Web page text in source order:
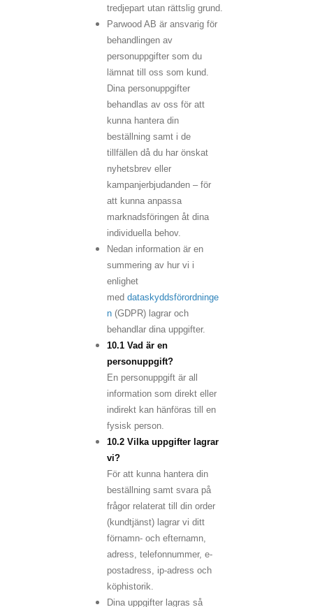
tredjepart utan rättslig grund.
Parwood AB är ansvarig för
behandlingen av
personuppgifter som du
lämnat till oss som kund.
Dina personuppgifter
behandlas av oss för att
kunna hantera din
beställning samt i de
tillfällen då du har önskat
nyhetsbrev eller
kampanjerbjudanden – för
att kunna anpassa
marknadsföringen åt dina
individuella behov.
Nedan information är en
summering av hur vi i
enlighet
med dataskyddsförordninge
n (GDPR) lagrar och
behandlar dina uppgifter.
10.1 Vad är en
personuppgift?
En personuppgift är all
information som direkt eller
indirekt kan hänföras till en
fysisk person.
10.2 Vilka uppgifter lagrar
vi?
För att kunna hantera din
beställning samt svara på
frågor relaterat till din order
(kundtjänst) lagrar vi ditt
förnamn- och efternamn,
adress, telefonnummer, e-
postadress, ip-adress och
köphistorik.
Dina uppgifter lagras så